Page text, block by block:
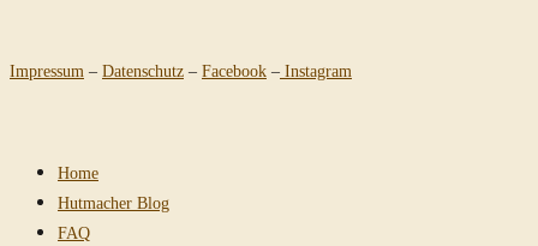
Impressum – Datenschutz – Facebook – Instagram
Home
Hutmacher Blog
FAQ